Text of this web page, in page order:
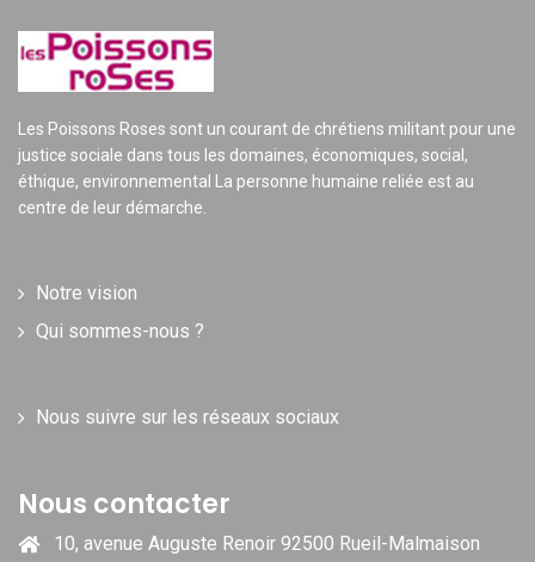
Les Poissons Roses sont un courant de chrétiens militant pour une
justice sociale dans tous les domaines, économiques, social,
éthique, environnemental La personne humaine reliée est au
centre de leur démarche.
Notre vision
Qui sommes-nous ?
Nous suivre sur les réseaux sociaux
Nous contacter
10, avenue Auguste Renoir 92500 Rueil-Malmaison